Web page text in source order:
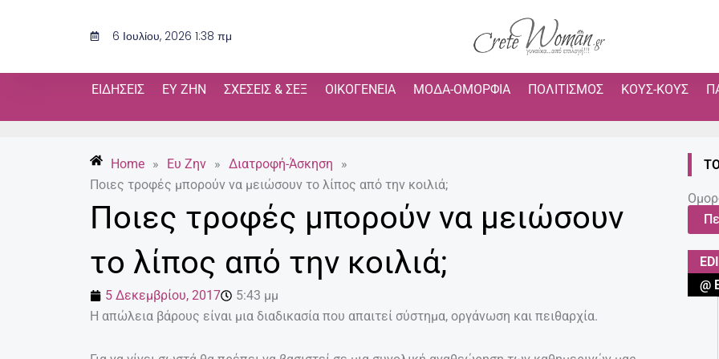
6 Ιουλίου, 2026 1:38 πμ
ΕΙΔΉΣΕΙΣ ΕΥ ΖΗΝ ΣΧΈΣΕΙΣ & ΣΕΞ ΟΙΚΟΓΈΝΕΙΑ ΜΌΔΑ-ΟΜΟΡΦΙΆ ΠΟΛΙΤΙΣΜΌΣ ΚΟΥΣ-ΚΟΥΣ
Home » Ευ Ζην » Διατροφή-Άσκηση
»
Ποιες τροφές μπορούν να μειώσουν το λίπος από την κοιλιά;
Ποιες τροφές μπορούν να μειώσουν
το λίπος από την κοιλιά;
5 Δεκεμβρίου, 2017
5:43 μμ
Η απώλεια βάρους είναι μια διαδικασία που απαιτεί σύστημα, οργάνωση και πειθαρχία.
@